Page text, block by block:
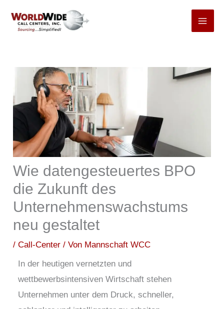
Inhalt
Wie datengesteuertes BPO
die Zukunft des
Unternehmenswachstums
neu gestaltet
/Call-Center / Von Mannschaft WCC
In der heutigen vernetzten und
wettbewerbsintensiven Wirtschaft stehen
Unternehmen unter dem Druck, schneller,